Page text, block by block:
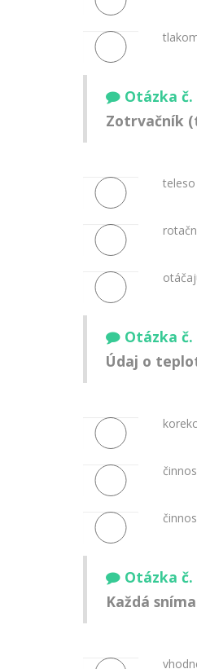
Otázka č.
Zotrvačník
Otázka č.
Údaj o
Otázka č.
Každá